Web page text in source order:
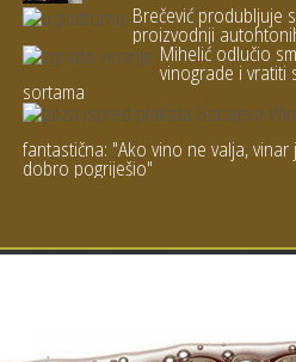
Brečević produbljuje
proizvodnji
Mihelić odlučio
vinograde i vratiti
sortama
fantastična: "Ako vino ne valja, vinar
dobro pogriješio"